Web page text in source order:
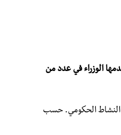
الوزراء في عدد من
النشاط الحكومي. حسب